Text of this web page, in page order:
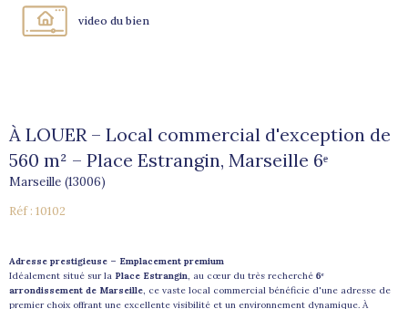
video du bien
À LOUER – Local commercial d'exception de
560 m² – Place Estrangin, Marseille 6ᵉ
Marseille (13006)
Réf : 10102
Adresse prestigieuse – Emplacement premium
Idéalement situé sur la Place Estrangin, au cœur du très recherché 6ᵉ
arrondissement de Marseille, ce vaste local commercial bénéficie d'une adresse de
premier choix offrant une excellente visibilité et un environnement dynamique. À